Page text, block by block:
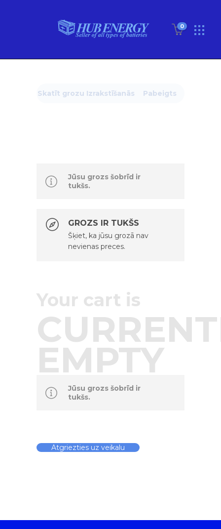
0
Skatīt grozu Izrakstīšanās Pabeigts
Jūsu grozs šobrīd ir
tukšs.
GROZS IR TUKŠS
Šķiet, ka jūsu grozā nav
nevienas preces.
Your cart is
EMPTY
Jūsu grozs šobrīd ir
tukšs.
Atgriezties uz veikalu